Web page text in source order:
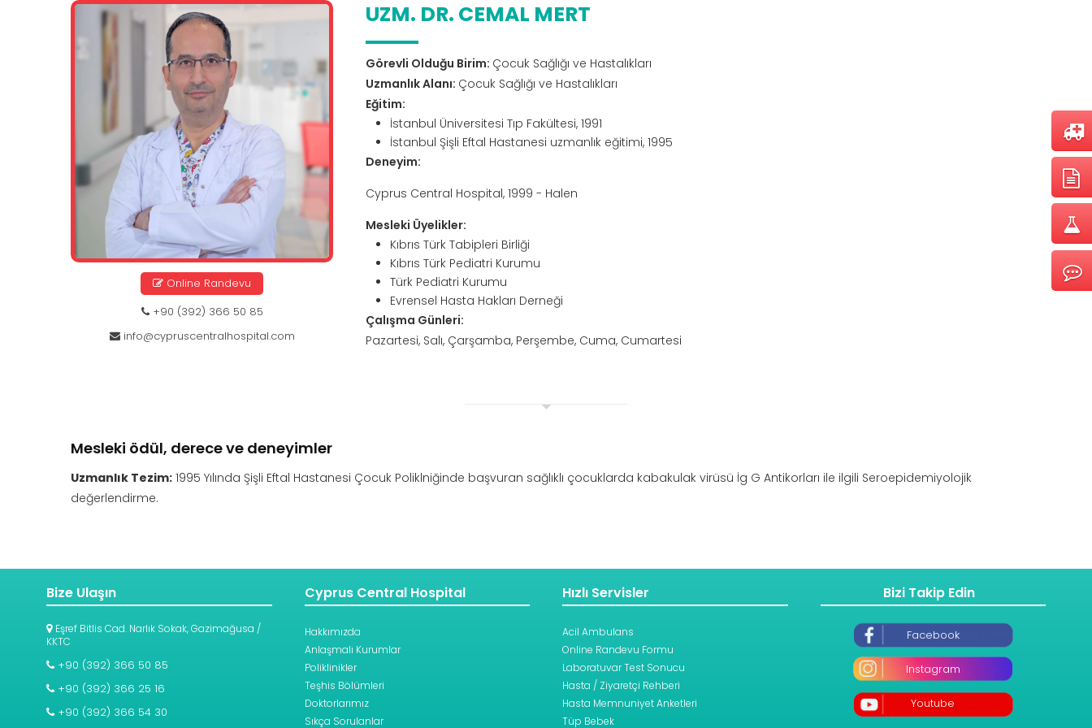
Online Randevu
+90 (392) 366 50 85
info@cypruscentralhospital.com
UZM. DR. CEMAL MERT
Görevli Olduğu Birim: Çocuk Sağlığı ve Hastalıkları
Uzmanlık Alanı: Çocuk Sağlığı ve Hastalıkları
Eğitim:
İstanbul Üniversitesi Tıp Fakültesi, 1991
İstanbul Şişli Eftal Hastanesi uzmanlık eğitimi, 1995
Deneyim:
Cyprus Central Hospital, 1999 - Halen
Mesleki Üyelikler:
Kıbrıs Türk Tabipleri Birliği
Kıbrıs Türk Pediatri Kurumu
Türk Pediatri Kurumu
Evrensel Hasta Hakları Derneği
Çalışma Günleri:
Pazartesi, Salı, Çarşamba, Perşembe, Cuma, Cumartesi
Mesleki ödül, derece ve deneyimler
Uzmanlık Tezim: 1995 Yılında Şişli Eftal Hastanesi Çocuk Poliklniğinde başvuran sağlıklı çocuklarda kabakulak virüsü İg G Antikorları ile ilgili Seroepidemiyolojik
değerlendirme.
Bize Ulaşın
Eşref Bitlis Cad. Narlık Sokak, Gazimağusa /
KKTC
+90 (392) 366 50 85
+90 (392) 366 25 16
+90 (392) 366 54 30
Cyprus Central Hospital
Hakkımızda
Anlaşmalı Kurumlar
Poliklinikler
Teşhis Bölümleri
Doktorlarımız
Sıkça Sorulanlar
Hızlı Servisler
Acil Ambulans
Online Randevu Formu
Laboratuvar Test Sonucu
Hasta / Ziyaretçi Rehberi
Hasta Memnuniyet Anketleri
Tüp Bebek
Bizi Takip Edin
Facebook
Instagram
Youtube